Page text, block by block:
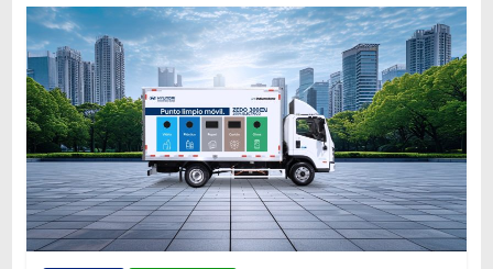
motos,
información
del
mundo
del
transporte